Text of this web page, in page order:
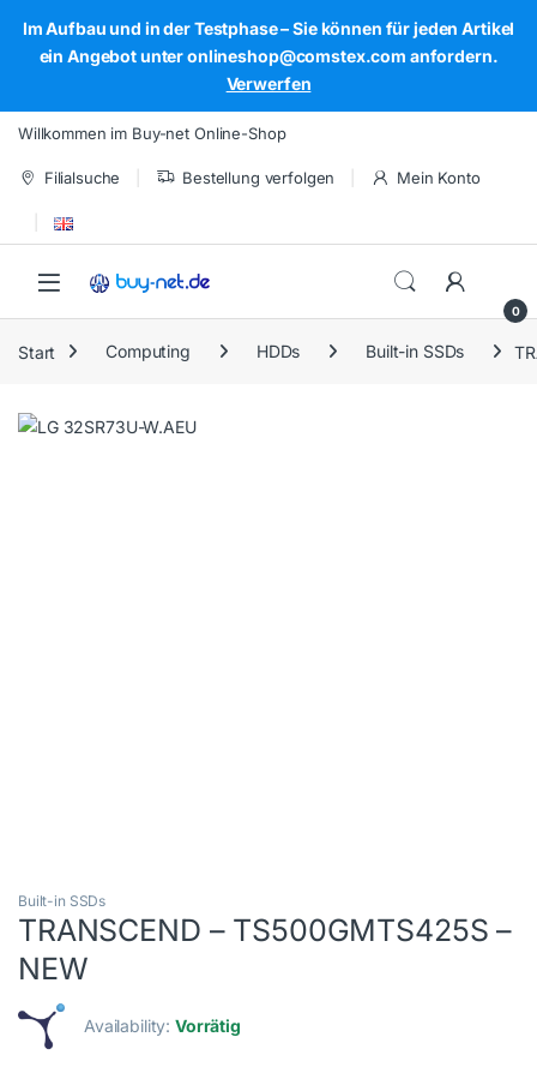
Im Aufbau und in der Testphase – Sie können für jeden Artikel
ein Angebot unter onlineshop@comstex.com anfordern.
Verwerfen
Skip to navigation
Skip to content
Willkommen im Buy-net Online-Shop
Filialsuche Bestellung verfolgen Mein Konto
Open
0
Start Computing HDDs Built-in SSDs
Built-in SSDs
TRANSCEND – TS500GMTS425S –
NEW
Availability:Vorrätig